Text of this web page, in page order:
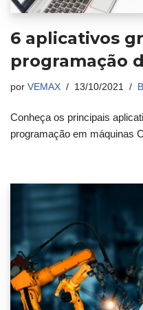
6 aplicativos
programação
por VEMAX 13/10/2021
Conheça os principais
programação em máquinas